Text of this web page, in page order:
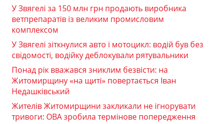
У Звягелі за 150 млн грн продають виробника
ветпрепаратів із великим промисловим
комплексом
У Звягелі зіткнулися авто і мотоцикл: водій був без
свідомості, водійку деблокували рятувальники
Понад рік вважався зниклим безвісти: на
Житомирщину «на щиті» повертається Іван
Недашківський
Жителів Житомирщини закликали не ігнорувати
тривоги: ОВА зробила термінове попередження